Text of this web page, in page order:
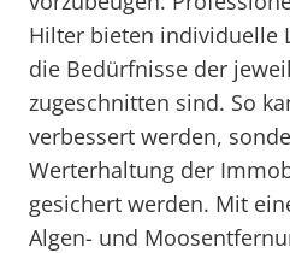
Hilter bieten individuelle
die Bedürfnisse der
zugeschnitten sind. So
verbessert werden,
Werterhaltung der
gesichert werden. Mit
Algen- und